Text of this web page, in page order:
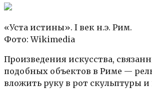
«Уста истины». I век н.э. Рим.
Фото: Wikimedia
Произведения искусства,
подобных объектов в Риме —
вложить руку в рот скульптуры